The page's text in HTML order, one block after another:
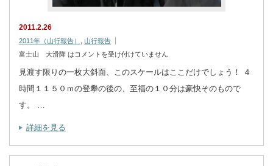
2011.2.26
2011年（山行報告）
山行報告
富士山 大滑降 は コメントを受け付けていません
見渡す限りの一枚大斜面、このスケールはここだけでしょう！ ４
時間１１５０ｍの登攀の後の、至福の１０分は豪快そのもので
す。 …
詳細を見る